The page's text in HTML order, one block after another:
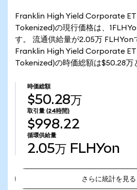
Franklin High Yield Corporate
Tokenized)の現行価格は、
す。 流通供給量が2.05万 FLHYon
Franklin High Yield Corporate
Tokenized)の時価総額は$50.28万
時価総額
$50.28万
取引量 (24時間)
$998.22
循環供給量
2.05万 FLHYon
さらに統計を見る